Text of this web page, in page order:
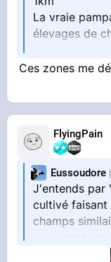
La vraie
élevages de
"ça ne
parcelles de
Ouep, ce
industrielles
...
Horrible
Ces zones me
FlyingPain
Eussoudore
J'entends par
cultivé faisant
champs
vous avez
entourées